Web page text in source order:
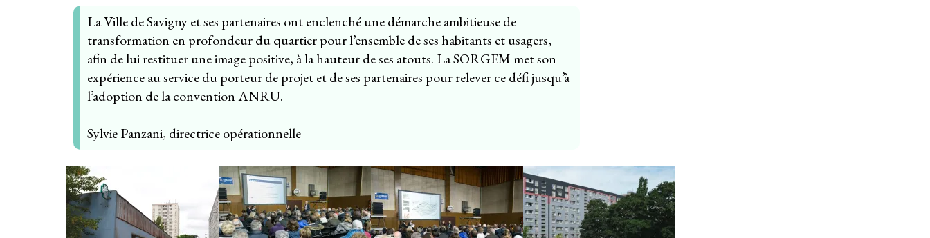
La Ville de Savigny et ses partenaires ont enclenché une démarche ambitieuse de
transformation en profondeur du quartier pour l’ensemble de ses habitants et usagers,
afin de lui restituer une image positive, à la hauteur de ses atouts. La SORGEM met son
expérience au service du porteur de projet et de ses partenaires pour relever ce défi jusqu’à
l’adoption de la convention ANRU.
Sylvie Panzani, directrice opérationnelle
Gallery
images